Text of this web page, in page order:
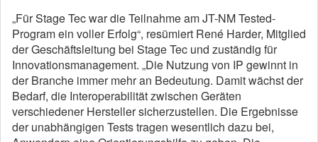
„Für Stage Tec war die Teilnahme am JT-NM Tested-
Program ein voller Erfolg“, resümiert René Harder, Mitglied
der Geschäftsleitung bei Stage Tec und zuständig für
Innovationsmanagement. „Die Nutzung von IP gewinnt in
der Branche immer mehr an Bedeutung. Damit wächst der
Bedarf, die Interoperabilität zwischen Geräten
verschiedener Hersteller sicherzustellen. Die Ergebnisse
der unabhängigen Tests tragen wesentlich dazu bei,